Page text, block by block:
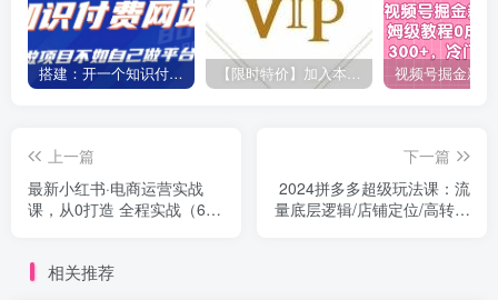
搭建：开一个知识付费资源网站，24小时全自动赚钱！ 【限时特价】加入本站VIP会员，海量最新各大团队网赚内部教程全免费，每天持续更新！
上一篇
最新小红书·电商运营实战
课，从0打造 全程实战（65
下一篇
2024拼多多超级玩法课：流
量底层逻辑/店铺定位/高转化
相关推荐